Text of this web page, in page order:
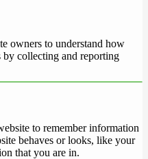
owners to understand how
collecting and reporting
to remember information
behaves or looks, like your
that you are in.